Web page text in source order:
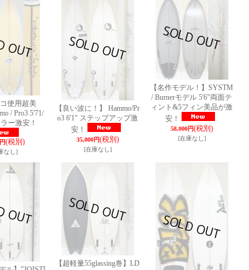
コ使用超美
/ Pro3 5'71/
ー激安！
(税別)
なし]
【良い波に！】 Hammo/Pr
o3 6'1" ステップアップ激
安！
35,000円(税別)
[在庫なし]
【名作モデル！】SYSTM
/ Burnerモデル 5'6"両面テ
ィント&5フィン美品が激
安！
58,000円(税別)
[在庫なし]
【超軽量55glassing巻】LD